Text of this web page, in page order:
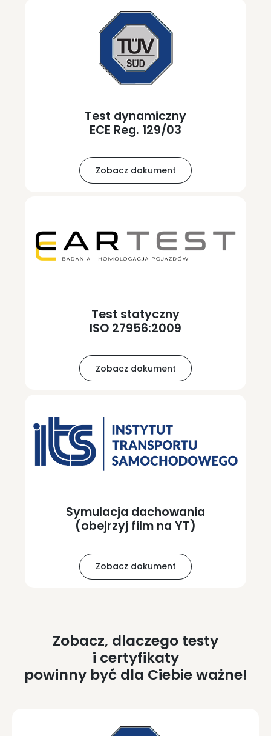
Test dynamiczny
ECE Reg. 129/03
Zobacz dokument
Test statyczny
ISO 27956:2009
Zobacz dokument
Symulacja dachowania
(obejrzyj film na YT)
Zobacz dokument
Zobacz, dlaczego testy
i certyfikaty
powinny być dla Ciebie ważne!